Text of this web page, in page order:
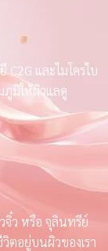
และไมโครไบ
ภูมิให้ผิวแลดู
จิ๋ว หรือ จุลินทรีย์
ตอยู่บนผิวของเรา